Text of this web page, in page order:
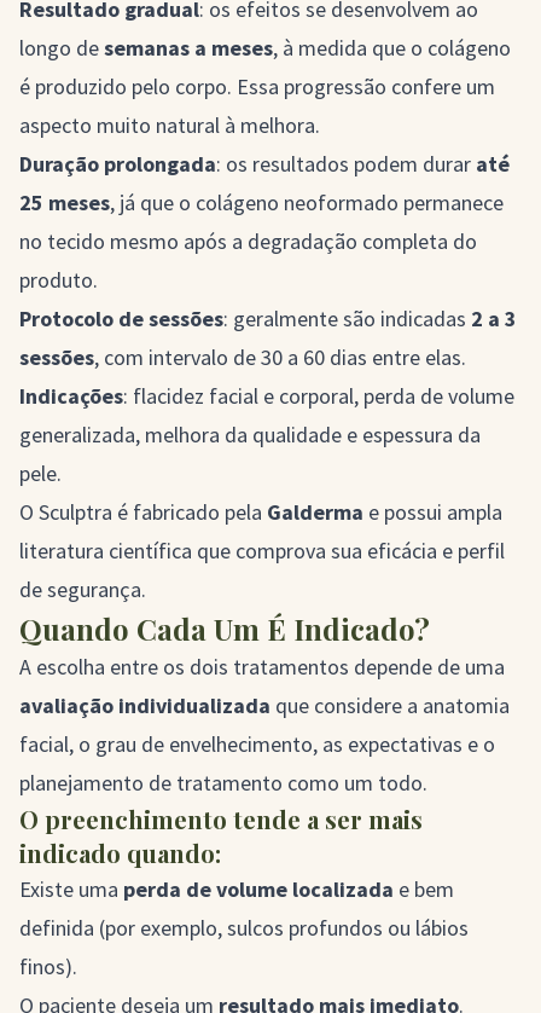
Resultado gradual: os efeitos se desenvolvem ao
longo desemanas a meses, à medida que o colágeno
é produzido pelo corpo. Essa progressão confere um
aspecto muito natural à melhora.
Duração prolongada: os resultados podem durar até
25 meses, já que o colágeno neoformado permanece
no tecido mesmo após a degradação completa do
produto.
Protocolo de sessões: geralmente são indicadas 2 a 3
sessões, com intervalo de 30 a 60 dias entre elas.
Indicações: flacidez facial e corporal, perda de volume
generalizada, melhora da qualidade e espessura da
pele.
O Sculptra é fabricado pela Galderma e possui ampla
literatura científica que comprova sua eficácia e perfil
de segurança.
Quando Cada Um É Indicado?
A escolha entre os dois tratamentos depende de uma
avaliação individualizada que considere a anatomia
facial, o grau de envelhecimento, as expectativas e o
planejamento de tratamento como um todo.
O preenchimento tende a ser mais
indicado quando:
Existe uma perda de volume localizada e bem
definida (por exemplo, sulcos profundos ou lábios
finos).
O paciente deseja um resultado mais imediato.